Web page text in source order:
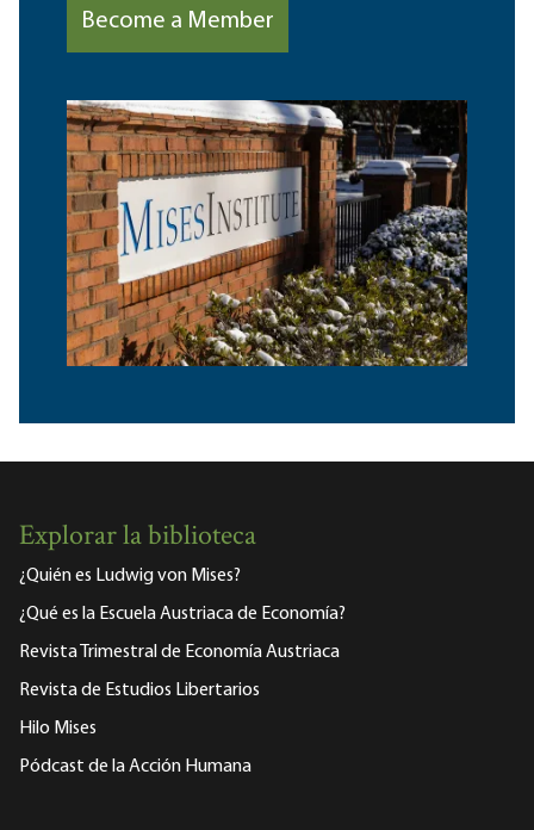
Become a Member
Explorar la biblioteca
¿Quién es Ludwig von Mises?
¿Qué es la Escuela Austriaca de Economía?
Revista Trimestral de Economía Austriaca
Revista de Estudios Libertarios
Hilo Mises
Pódcast de la Acción Humana